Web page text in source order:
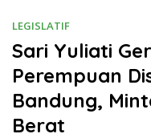
LEGISLATIF
Sari Yuliati
Perempuan
Bandung,
Berat